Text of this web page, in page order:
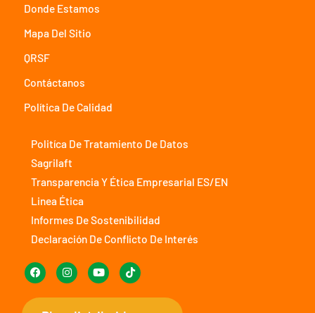
Donde Estamos
Mapa Del Sitio
QRSF
Contáctanos
Política De Calidad
Politíca De Tratamiento De Datos
Sagrilaft
Transparencia Y Ética Empresarial ES/EN
Linea Ética
Informes De Sostenibilidad
Declaración De Conflicto De Interés